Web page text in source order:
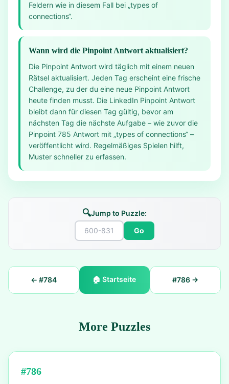
Feldern wie in diesem Fall bei „types of
connections“.
Wann wird die Pinpoint Antwort aktualisiert?
Die Pinpoint Antwort wird täglich mit einem neuen
Rätsel aktualisiert. Jeden Tag erscheint eine frische
Challenge, zu der du eine neue Pinpoint Antwort
heute finden musst. Die LinkedIn Pinpoint Antwort
bleibt dann für diesen Tag gültig, bevor am
nächsten Tag die nächste Aufgabe – wie zuvor die
Pinpoint 785 Antwort mit „types of connections“ –
veröffentlicht wird. Regelmäßiges Spielen hilft,
Muster schneller zu erfassen.
🔍Jump to Puzzle:
Go
← #784 🏠Startseite #786→
More Puzzles
#786